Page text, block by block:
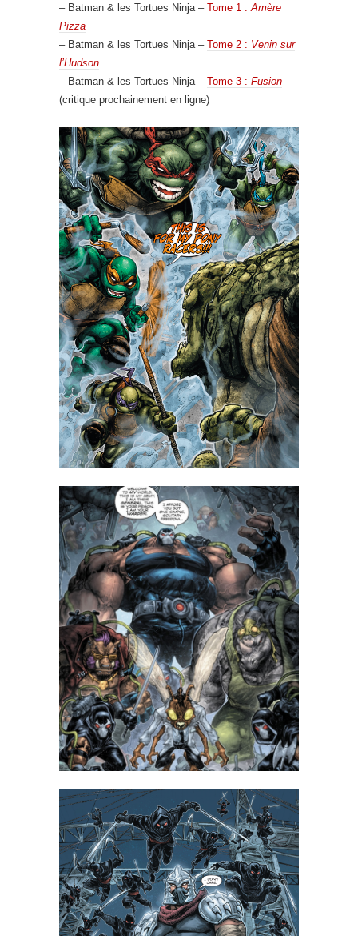
– Batman & les Tortues Ninja – Tome 1 :Amère
Pizza
– Batman & les Tortues Ninja – Tome 2 : Venin sur
l’Hudson
– Batman & les Tortues Ninja – Tome 3 : Fusion
(critique prochainement en ligne)